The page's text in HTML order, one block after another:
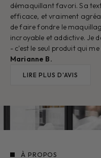
démaquillant favori. Sa
efficace, et vraiment
de faire fondre le
incroyable et addictive. Je
- c'est le seul produit qui
Marianne B.
LIRE PLUS D'AVIS
À PROPOS